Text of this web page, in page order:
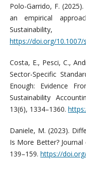
Polo-Garrido, F.
an empirical
https://doi.org/10.1007/
Costa, E., Pesci, C.,
Sector-Specific
Enough: Evidence
Sustainability
13(6), 1334–1360.
Daniele, M. (2023).
Is More Better?
139–159. https://